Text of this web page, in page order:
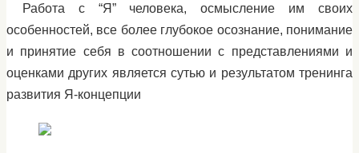
Работа с “Я” человека, осмысление им своих
особенностей, все более глубокое осознание, понимание
и принятие себя в соотношении с представлениями и
оценками других является сутью и результатом тренинга
развития Я-концепции